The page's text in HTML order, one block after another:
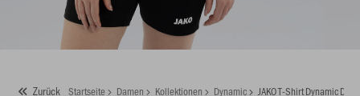
Zurück Startseite Damen Kollektionen Dynamic JAKO T-Shirt Dynamic